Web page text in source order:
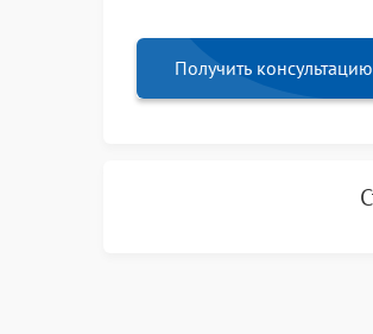
Получить консультацию